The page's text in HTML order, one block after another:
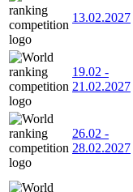
13.02.2027
19.02 -
21.02.2027
26.02 -
28.02.2027